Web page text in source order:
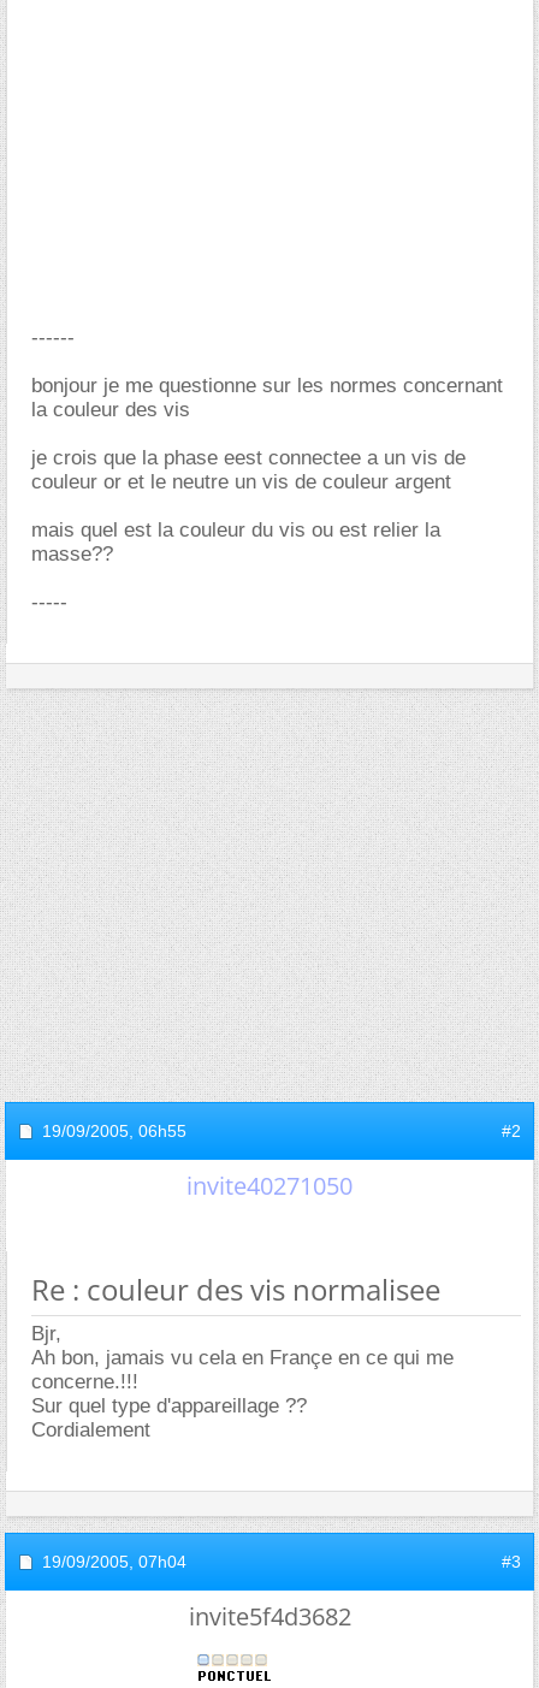
------
bonjour je me questionne sur les normes concernant
la couleur des vis
je crois que la phase eest connectee a un vis de
couleur or et le neutre un vis de couleur argent
mais quel est la couleur du vis ou est relier la
masse??
-----
19/09/2005, 06h55 #2
invite40271050
Re : couleur des vis normalisee
Bjr,
Ah bon, jamais vu cela en Françe en ce qui me
concerne.!!!
Sur quel type d'appareillage ??
Cordialement
19/09/2005, 07h04 #3
invite5f4d3682